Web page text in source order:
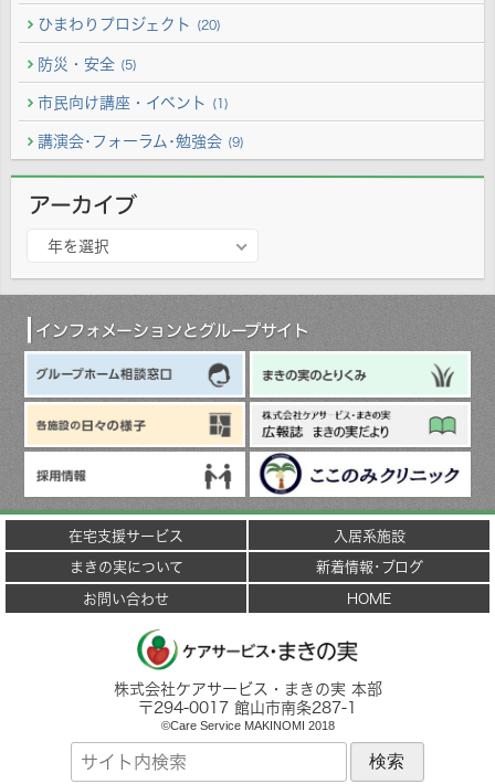
ひまわりプロジェクト (20)
防災・安全 (5)
市民向け講座・イベント (1)
講演会･フォーラム･勉強会 (9)
アーカイブ
カ
年を選択
インフォメーションとグループサイト
在宅支援サービス
入居系施設
まきの実について
新着情報･ブログ
お問い合わせ
HOME
株式会社ケアサービス・まきの実 本部
〒294-0017 館山市南条287-1
©Care Service MAKINOMI 2018
サ
ト